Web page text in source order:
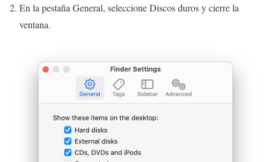
En la pestaña General, seleccione Discos duros y cierre la
ventana.